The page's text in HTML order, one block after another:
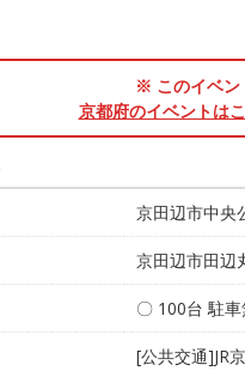
※ このイベン
京都府のイベントは
京田辺市中央
京田辺市田辺
〇 100台 駐
[公共交通]JR